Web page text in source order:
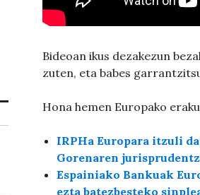
Bideoan ikus dezakezun
zuten, eta babes
Hona hemen Europako
IRPHa Europara itzuli
Gorenaren
Espainiako Bankuak
ezta batezbesteko